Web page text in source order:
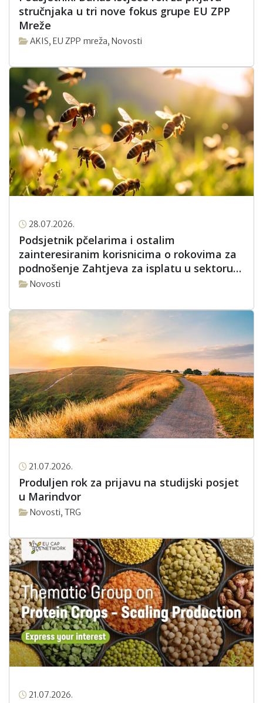
stručnjaka u tri nove fokus grupe EU ZPP
Mreže
AKIS, EU ZPP mreža, Novosti
28.07.2026.
Podsjetnik pčelarima i ostalim
zainteresiranim korisnicima o rokovima za
podnošenje Zahtjeva za isplatu u sektoru
pčelarstva za intervencijsku godinu 2026.
Novosti
21.07.2026.
Produljen rok za prijavu na studijski posjet
u Marindvor
Novosti, TRG
21.07.2026.